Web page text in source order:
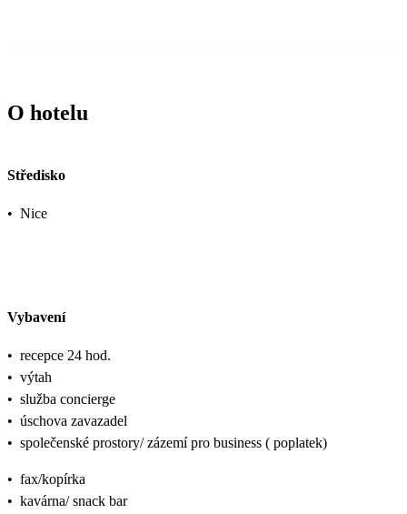
O hotelu
Středisko
• Nice
Vybavení
• recepce 24 hod.
• výtah
• služba concierge
• úschova zavazadel
• společenské prostory/ zázemí pro business ( poplatek)
• fax/kopírka
• kavárna/ snack bar